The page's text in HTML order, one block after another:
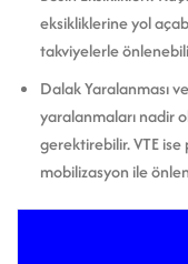
eksikliklerine yol
takviyelerle
Dalak Yaralanması
yaralanmaları nadir
gerektirebilir. VTE
mobilizasyon ile